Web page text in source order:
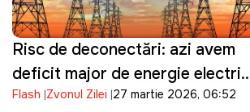
Risc de deconectări: azi avem
deficit major de energie
în orele de vârf
Flash Zvonul Zilei 27 martie 2026, 06:52